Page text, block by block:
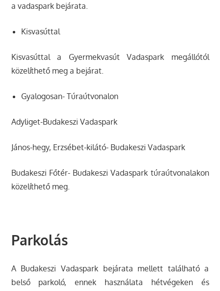
a vadaspark bejárata.
Kisvasúttal
Kisvasúttal a Gyermekvasút Vadaspark megállótól
közelíthető meg a bejárat.
Gyalogosan- Túraútvonalon
Adyliget-Budakeszi Vadaspark
János-hegy, Erzsébet-kilátó- Budakeszi Vadaspark
Budakeszi Főtér- Budakeszi Vadaspark túraútvonalakon
közelíthető meg.
Parkolás
A Budakeszi Vadaspark bejárata mellett található a
belső parkoló, ennek használata hétvégeken és